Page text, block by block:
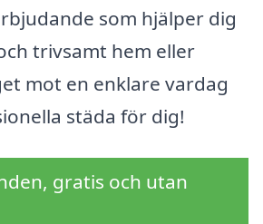
som hjälper dig
trivsamt hem eller
mot en enklare vardag
städa för dig!
gratis och utan